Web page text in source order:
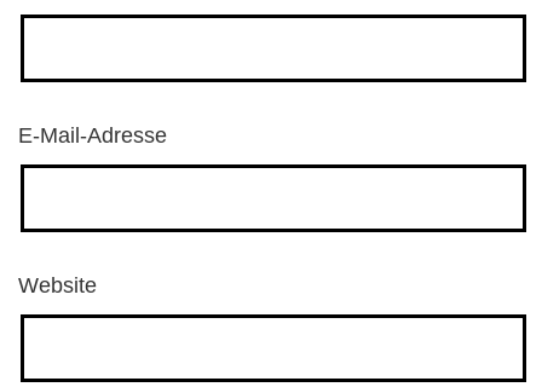
E-Mail-Adresse
Website